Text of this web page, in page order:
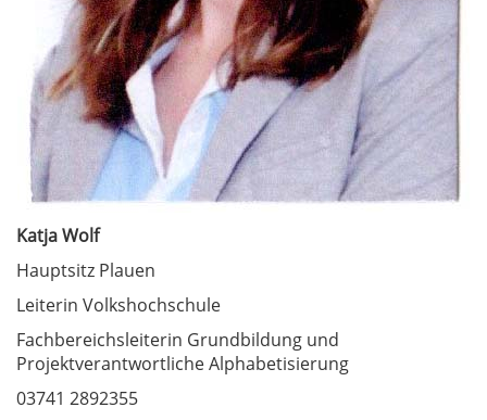
Katja Wolf
Hauptsitz Plauen
Leiterin Volkshochschule
Fachbereichsleiterin Grundbildung und
Projektverantwortliche Alphabetisierung
03741 2892355